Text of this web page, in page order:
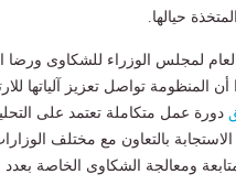
حيالها.
لمجلس الوزراء للشكاوى ورضا
أن المنظومة تواصل تعزيز آلياتها
دورة عمل متكاملة تعتمد على
بالتعاون مع مختلف
ومعالجة الشكاوى الخاصة